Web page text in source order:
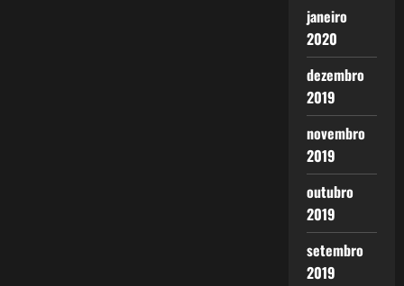
janeiro
2020
dezembro
2019
novembro
2019
outubro
2019
setembro
2019